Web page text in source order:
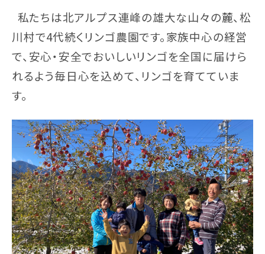
私たちは北アルプス連峰の雄大な山々の麓、松
川村で4代続くリンゴ農園です。家族中心の経営
で、安心・安全でおいしいリンゴを全国に届けら
れるよう毎日心を込めて、リンゴを育てていま
す。